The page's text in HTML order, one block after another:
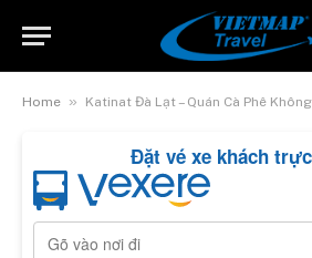
Home » Katinat Đà Lạt – Quán Cà Phê Không Thể
Đặt vé xe khách